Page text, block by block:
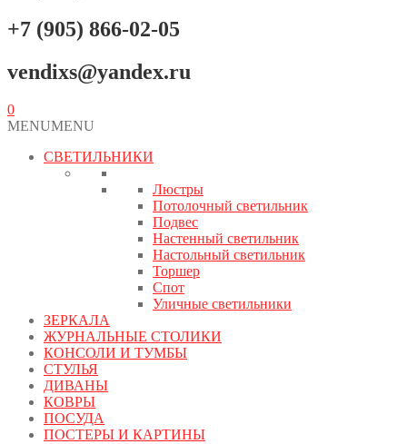
+7 (905) 866-02-05
vendixs@yandex.ru
0
MENUMENU
СВЕТИЛЬНИКИ
Люстры
Потолочный светильник
Подвес
Настенный светильник
Настольный светильник
Торшер
Спот
Уличные светильники
ЗЕРКАЛА
ЖУРНАЛЬНЫЕ СТОЛИКИ
КОНСОЛИ И ТУМБЫ
СТУЛЬЯ
ДИВАНЫ
КОВРЫ
ПОСУДА
ПОСТЕРЫ И КАРТИНЫ